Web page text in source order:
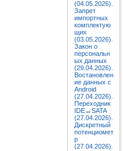
(04.05.2026).
Запрет
импортных
комплектую
щих
(03.05.2026).
Закон о
персональн
ых данных
(29.04.2026).
Востановлен
ие данных с
Android
(27.04.2026).
Переходник
IDE↔SATA
(27.04.2026).
Дискретный
потенциомет
р
(27.04.2026).